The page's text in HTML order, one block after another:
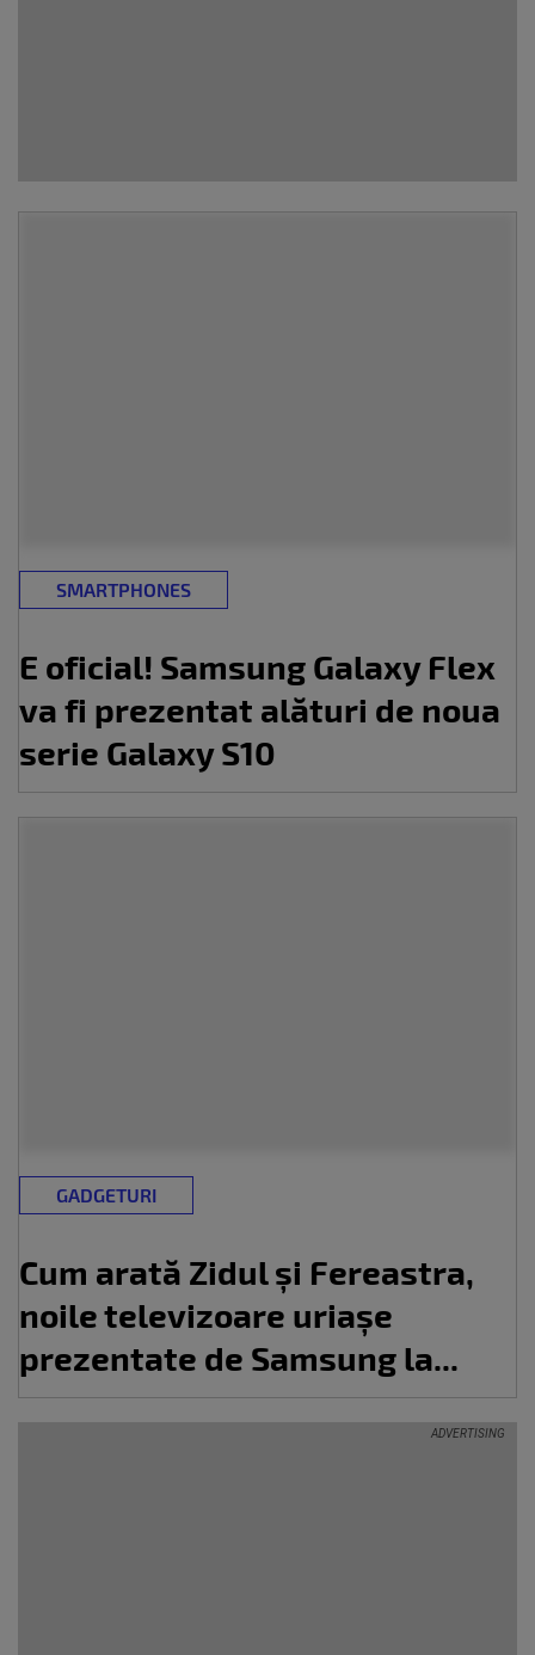
SMARTPHONES
E oficial! Samsung Galaxy Flex
va fi prezentat alături de noua
serie Galaxy S10
GADGETURI
Cum arată Zidul și Fereastra,
noile televizoare uriașe
prezentate de Samsung la...